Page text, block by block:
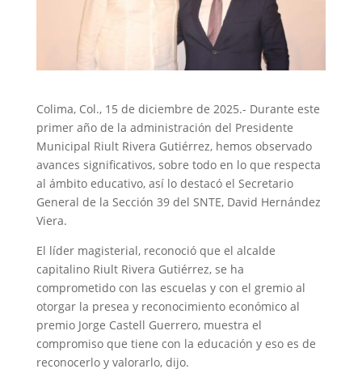
Colima, Col., 15 de diciembre de 2025.- Durante este
primer año de la administración del Presidente
Municipal Riult Rivera Gutiérrez, hemos observado
avances significativos, sobre todo en lo que respecta
al ámbito educativo, así lo destacó el Secretario
General de la Sección 39 del SNTE, David Hernández
Viera.
El líder magisterial, reconoció que el alcalde
capitalino Riult Rivera Gutiérrez, se ha
comprometido con las escuelas y con el gremio al
otorgar la presea y reconocimiento económico al
premio Jorge Castell Guerrero, muestra el
compromiso que tiene con la educación y eso es de
reconocerlo y valorarlo, dijo.